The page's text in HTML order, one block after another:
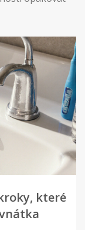
které